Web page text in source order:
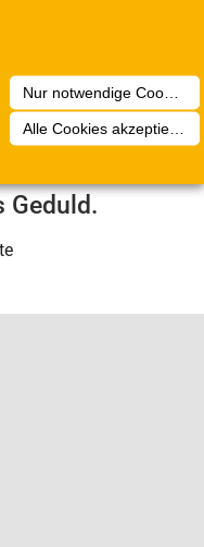
Nur notwendige Cookies akzeptieren
Alle Cookies akzeptieren
Fehler
Team wird
Wir
Geduld.